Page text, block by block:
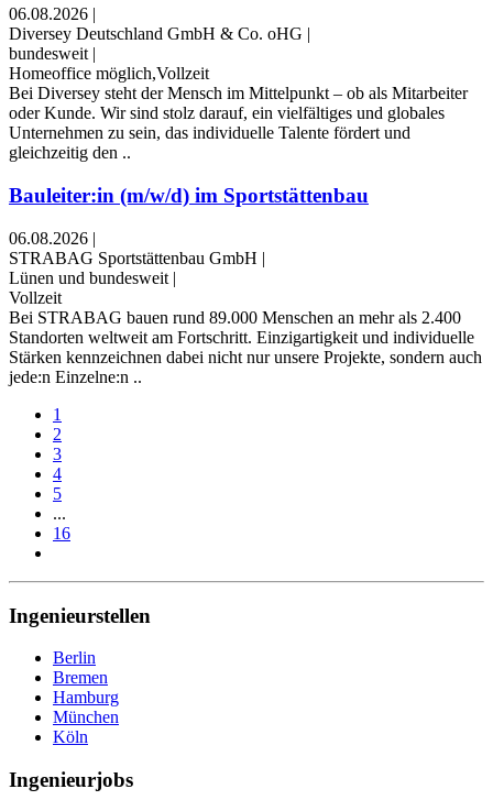
06.08.2026 |
Diversey Deutschland GmbH & Co. oHG |
bundesweit |
Homeoffice möglich,Vollzeit
Bei Diversey steht der Mensch im Mittelpunkt – ob als Mitarbeiter
oder Kunde. Wir sind stolz darauf, ein vielfältiges und globales
Unternehmen zu sein, das individuelle Talente fördert und
gleichzeitig den ..
Bauleiter:in (m/w/d) im Sportstättenbau
06.08.2026 |
STRABAG Sportstättenbau GmbH |
Lünen und bundesweit |
Vollzeit
Bei STRABAG bauen rund 89.000 Menschen an mehr als 2.400
Standorten weltweit am Fortschritt. Einzigartigkeit und individuelle
Stärken kennzeichnen dabei nicht nur unsere Projekte, sondern auch
jede:n Einzelne:n ..
1
2
3
4
5
...
16
Ingenieurstellen
Berlin
Bremen
Hamburg
München
Köln
Ingenieurjobs